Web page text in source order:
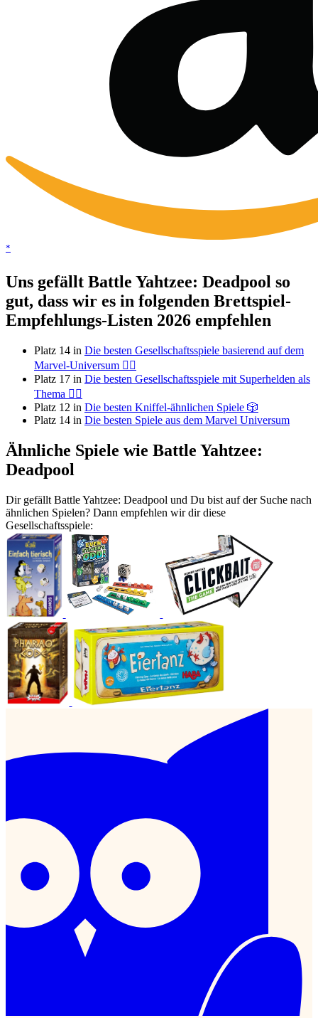
*
Uns gefällt Battle Yahtzee: Deadpool so
gut, dass wir es in folgenden Brettspiel-
Empfehlungs-Listen 2026 empfehlen
Platz 14 in Die besten Gesellschaftsspiele basierend auf dem
Marvel-Universum 🦸‍♂️
Platz 17 in Die besten Gesellschaftsspiele mit Superhelden als
Thema 🦸‍♂️
Platz 12 in Die besten Kniffel-ähnlichen Spiele 🎲
Platz 14 in Die besten Spiele aus dem Marvel Universum
Ähnliche Spiele wie Battle Yahtzee:
Deadpool
Dir gefällt Battle Yahtzee: Deadpool und Du bist auf der Suche nach
ähnlichen Spielen? Dann empfehlen wir dir diese
Gesellschaftsspiele: